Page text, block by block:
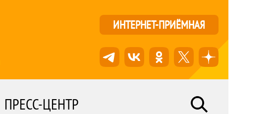
ИНТЕРНЕТ-ПРИЁМНАЯ
ПРЕСС-ЦЕНТР